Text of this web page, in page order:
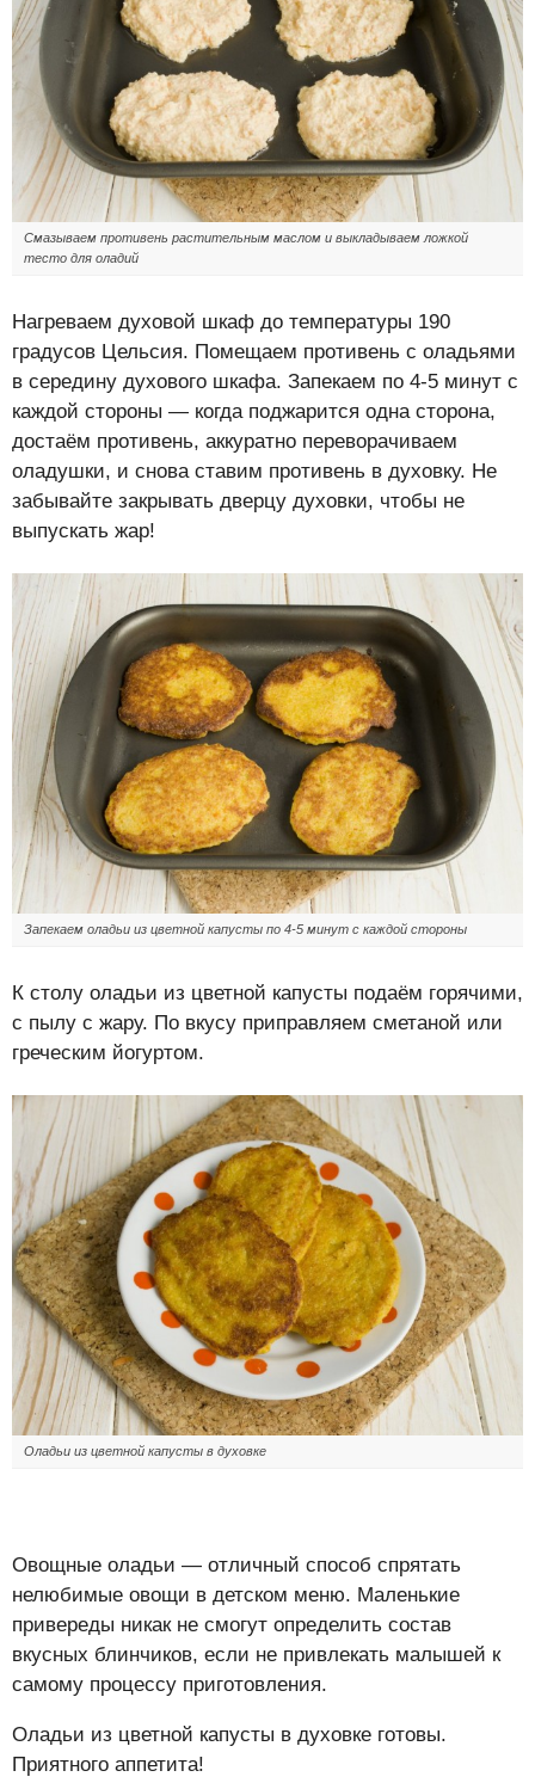
Смазываем противень растительным маслом и выкладываем ложкой
тесто для оладий
Нагреваем духовой шкаф до температуры 190
градусов Цельсия. Помещаем противень с оладьями
в середину духового шкафа. Запекаем по 4-5 минут с
каждой стороны — когда поджарится одна сторона,
достаём противень, аккуратно переворачиваем
оладушки, и снова ставим противень в духовку. Не
забывайте закрывать дверцу духовки, чтобы не
выпускать жар!
Запекаем оладьи из цветной капусты по 4-5 минут с каждой стороны
К столу оладьи из цветной капусты подаём горячими,
с пылу с жару. По вкусу приправляем сметаной или
греческим йогуртом.
Оладьи из цветной капусты в духовке
Овощные оладьи — отличный способ спрятать
нелюбимые овощи в детском меню. Маленькие
привереды никак не смогут определить состав
вкусных блинчиков, если не привлекать малышей к
самому процессу приготовления.
Оладьи из цветной капусты в духовке готовы.
Приятного аппетита!